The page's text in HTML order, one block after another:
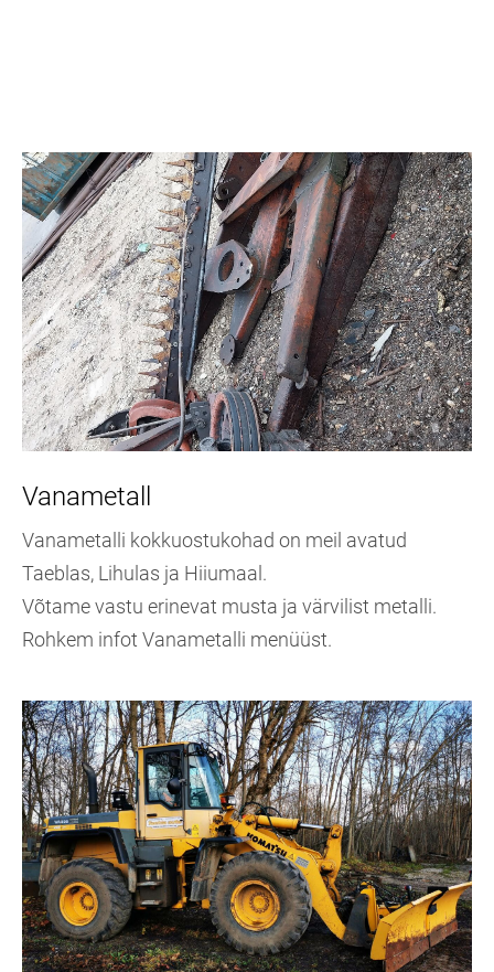
Vanametall
Vanametalli kokkuostukohad on meil avatud
Taeblas, Lihulas ja Hiiumaal.
Võtame vastu erinevat musta ja värvilist metalli.
Rohkem infot Vanametalli menüüst.